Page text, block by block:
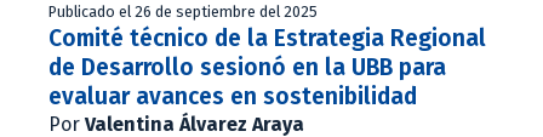
Publicado el 26 de septiembre del 2025
Comité técnico de la Estrategia Regional
de Desarrollo sesionó en la UBB para
evaluar avances en sostenibilidad
Por Valentina Álvarez Araya